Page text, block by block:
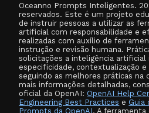
Oceanno Prompts Inteligentes.
reservados. Este é um projeto
de instruir pessoas a utilizar as
artificial com responsabilidade e
realizadas com auxílio de
instrução e revisão humana.
solicitações a inteligência artificial
especificidade, contextualização
seguindo as melhores práticas na
mais informações detalhadas,
oficial da OpenAI: OpenAI Help
Engineering Best Practices e Guia
Prompts da OpenAI. A ferramenta